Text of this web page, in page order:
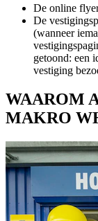
De online
De
(wanneer
getoond: een
vestiging
WAAROM
MAKRO